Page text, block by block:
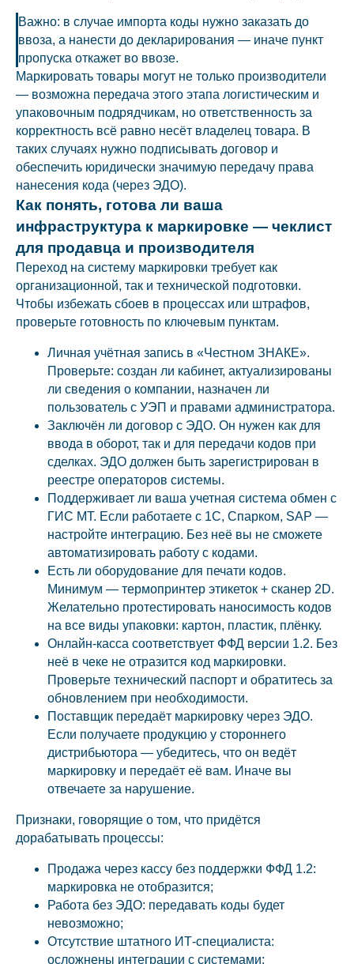
Важно: в случае импорта коды нужно заказать до
ввоза, а нанести до декларирования — иначе пункт
пропуска откажет во ввозе.
Маркировать товары могут не только производители
— возможна передача этого этапа логистическим и
упаковочным подрядчикам, но ответственность за
корректность всё равно несёт владелец товара. В
таких случаях нужно подписывать договор и
обеспечить юридически значимую передачу права
нанесения кода (через ЭДО).
Как понять, готова ли ваша
инфраструктура к маркировке — чеклист
для продавца и производителя
Переход на систему маркировки требует как
организационной, так и технической подготовки.
Чтобы избежать сбоев в процессах или штрафов,
проверьте готовность по ключевым пунктам.
Личная учётная запись в «Честном ЗНАКЕ».
Проверьте: создан ли кабинет, актуализированы
ли сведения о компании, назначен ли
пользователь с УЭП и правами администратора.
Заключён ли договор с ЭДО. Он нужен как для
ввода в оборот, так и для передачи кодов при
сделках. ЭДО должен быть зарегистрирован в
реестре операторов системы.
Поддерживает ли ваша учетная система обмен с
ГИС МТ. Если работаете с 1С, Спарком, SAP —
настройте интеграцию. Без неё вы не сможете
автоматизировать работу с кодами.
Есть ли оборудование для печати кодов.
Минимум — термопринтер этикеток + сканер 2D.
Желательно протестировать наносимость кодов
на все виды упаковки: картон, пластик, плёнку.
Онлайн-касса соответствует ФФД версии 1.2. Без
неё в чеке не отразится код маркировки.
Проверьте технический паспорт и обратитесь за
обновлением при необходимости.
Поставщик передаёт маркировку через ЭДО.
Если получаете продукцию у стороннего
дистрибьютора — убедитесь, что он ведёт
маркировку и передаёт её вам. Иначе вы
отвечаете за нарушение.
Признаки, говорящие о том, что придётся
дорабатывать процессы:
Продажа через кассу без поддержки ФФД 1.2:
маркировка не отобразится;
Работа без ЭДО: передавать коды будет
невозможно;
Отсутствие штатного ИТ-специалиста:
осложнены интеграции с системами;